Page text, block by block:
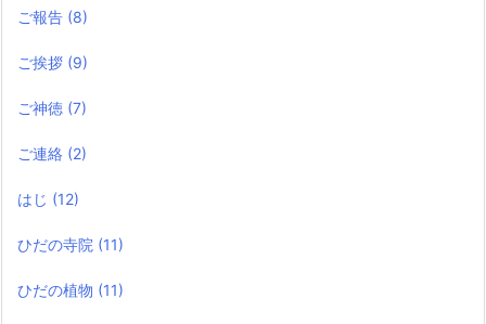
ご報告 (8)
ご挨拶 (9)
ご神徳 (7)
ご連絡 (2)
はじ (12)
ひだの寺院 (11)
ひだの植物 (11)